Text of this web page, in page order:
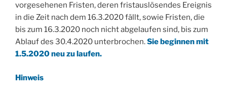
vorgesehenen Fristen, deren fristauslösendes Ereignis
in die Zeit nach dem 16.3.2020 fällt, sowie Fristen, die
bis zum 16.3.2020 noch nicht abgelaufen sind, bis zum
Ablauf des 30.4.2020 unterbrochen.Sie beginnen mit
1.5.2020 neu zu laufen.
Hinweis